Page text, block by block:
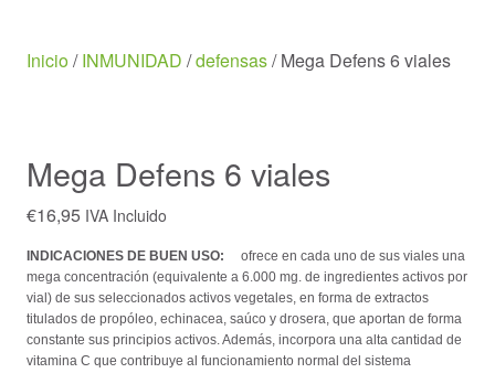
Inicio/INMUNIDAD /defensas/ Mega Defens 6 viales
Mega Defens 6 viales
€16,95 IVA Incluido
INDICACIONES DE BUEN USO:
ofrece en cada uno de sus viales una
mega concentración (equivalente a 6.000 mg. de ingredientes activos por
vial) de sus seleccionados activos vegetales, en forma de extractos
titulados de propóleo, echinacea, saúco y drosera, que aportan de forma
constante sus principios activos. Además, incorpora una alta cantidad de
vitamina C que contribuye al funcionamiento normal del sistema